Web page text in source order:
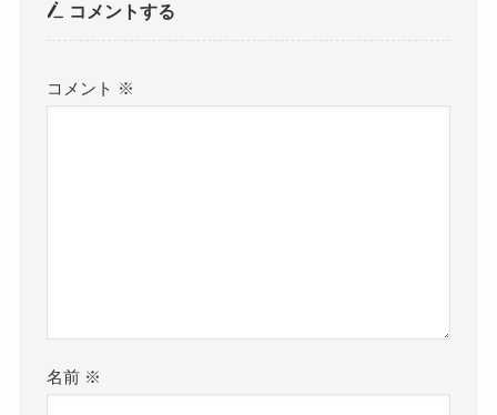
コメントする
コメント ※
名前 ※